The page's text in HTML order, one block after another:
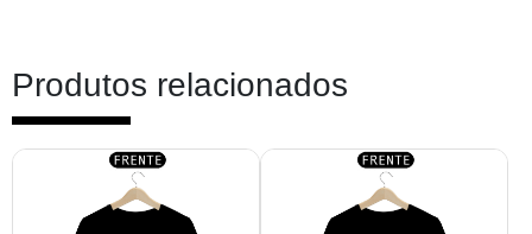
Produtos relacionados